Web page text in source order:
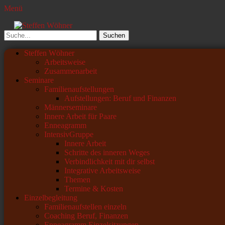
Menü
Steffen Wöhner
Lehrer und Seminarleiter
Suchen
nach:
Primäres
Zum
Steffen Wöhner
Arbeitsweise
Zusammenarbeit
Seminare
Familienaufstellungen
Aufstellungen: Beruf und Finanzen
Männerseminare
Innere Arbeit für Paare
Enneagramm
IntensivGruppe
Innere Arbeit
Schritte des inneren Weges
Verbindlichkeit mit dir selbst
Integrative Arbeitsweise
Themen
Termine & Kosten
Einzelbegleitung
Familienaufstellen einzeln
Coaching Beruf, Finanzen